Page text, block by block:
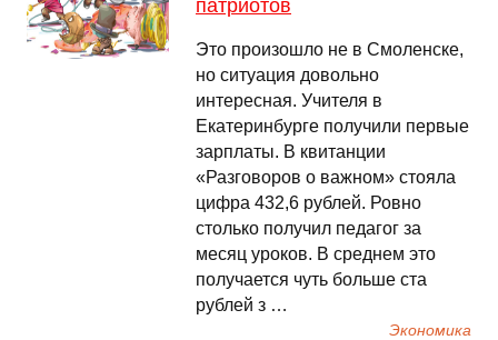
патриотов
Это произошло не в Смоленске,
но ситуация довольно
интересная. Учителя в
Екатеринбурге получили первые
зарплаты. В квитанции
«Разговоров о важном» стояла
цифра 432,6 рублей. Ровно
столько получил педагог за
месяц уроков. В среднем это
получается чуть больше ста
рублей з …
Экономика